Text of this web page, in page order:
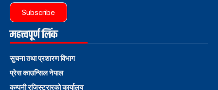
Subscribe
महत्त्वपूर्ण लिंक
सुचना तथा प्रशारण विभाग
प्रेस काउन्सिल नेपाल
कम्पनी रजिस्ट्रारको कार्यालय